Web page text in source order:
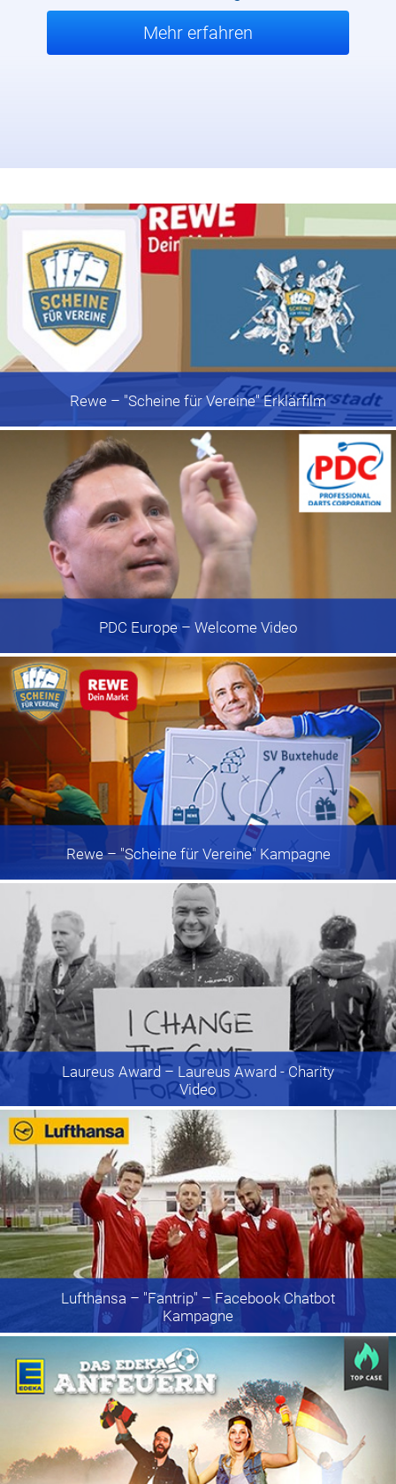
Mehr erfahren
Rewe – "Scheine für Vereine" Erklärfilm
PDC Europe– Welcome Video
Rewe– "Scheine für Vereine" Kampagne
Laureus Award– Laureus Award - Charity
Video
Lufthansa – "Fantrip" – Facebook Chatbot
Kampagne